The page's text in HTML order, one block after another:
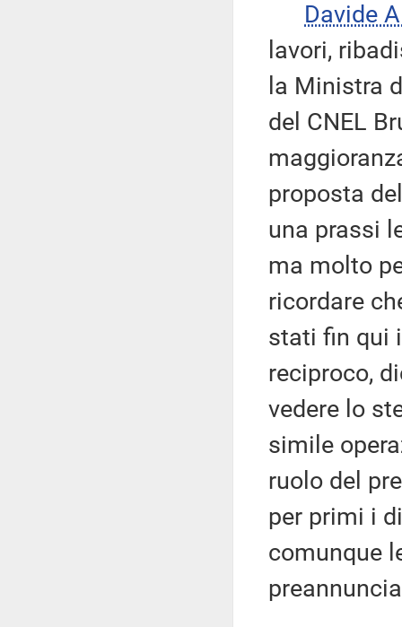
Davide
lavori,
la Ministra
del CNEL
proposta
una prassi
ma molto
ricordare
stati fin qui
reciproco,
vedere lo
simile
ruolo del
per primi i
comunque